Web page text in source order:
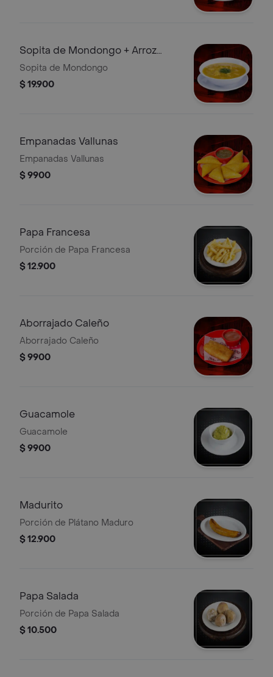
Sopita de Mondongo + Arroz
Porción
Sopita de Mondongo
$ 19.900
Empanadas Vallunas
Empanadas Vallunas
$ 9900
Papa Francesa
Porción de Papa Francesa
$ 12.900
Aborrajado Caleño
Aborrajado Caleño
$ 9900
Guacamole
Guacamole
$ 9900
Madurito
Porción de Plátano Maduro
$ 12.900
Papa Salada
Porción de Papa Salada
$ 10.500